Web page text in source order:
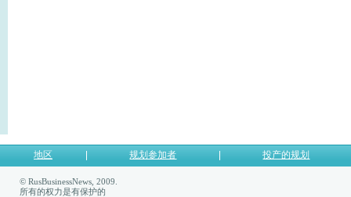
地区 规划参加者 投产的规划
© RusBusinessNews, 2009.
所有的权力是有保护的